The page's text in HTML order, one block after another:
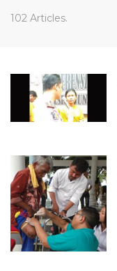
102 Articles.